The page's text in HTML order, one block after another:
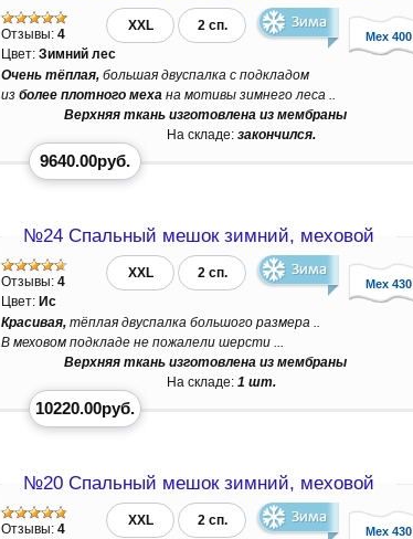
Мех 400
Отзывы: 4
XXL
2 сп.
Цвет: Зимний лес
Очень тёплая, большая двуспалка с подкладом
из более плотного меха на мотивы зимнего леса ..
Верхняя ткань изготовлена из мембраны
На складе: закончился.
9640.00руб.
Мех 430
№24 Спальный мешок зимний, меховой
Отзывы: 4
XXL
2 сп.
Цвет: Ис
Красивая, тёплая двуспалка большого размера ..
В меховом подкладе не пожалели шерсти ...
Верхняя ткань изготовлена из мембраны
На складе: 1 шт.
10220.00руб.
Мех 430
№20 Спальный мешок зимний, меховой
Отзывы: 4
XXL 2 сп.